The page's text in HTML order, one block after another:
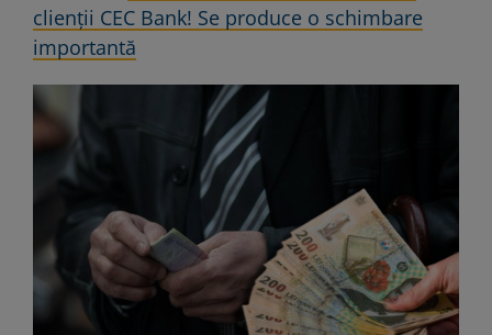
clienții CEC Bank! Se produce o schimbare
importantă